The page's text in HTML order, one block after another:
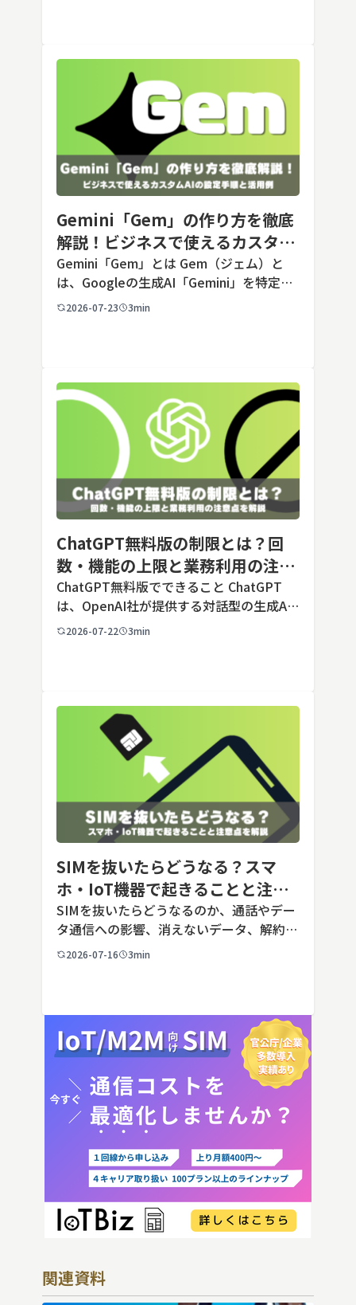
Gemini「Gem」の作り方を徹底
解説！ビジネスで使えるカスタム
AIの設定手順と活用例
Gemini「Gem」とは Gem（ジェム）と
は、Googleの生成AI「Gemini」を特定の
用途に合わせてカスタマイズできる機能で
2026-07-23 3min
ChatGPT無料版の制限とは？回
数・機能の上限と業務利用の注意
点を解説【2026年最新】
ChatGPT無料版でできること ChatGPT
は、OpenAI社が提供する対話型の生成AI
サービスです。アカウントを登録すれば無
2026-07-22 3min
SIMを抜いたらどうなる？スマ
ホ・IoT機器で起きることと注意
点を解説
SIMを抜いたらどうなるのか、通話やデー
タ通信への影響、消えないデータ、解約や
端末譲渡時の注意点を整理。さらに法人・
2026-07-16 3min
関連資料